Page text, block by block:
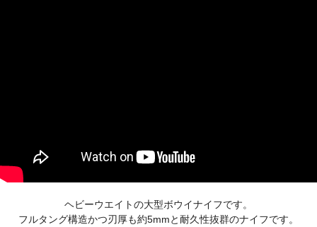
ヘビーウエイトの大型ボウイナイフです。
フルタング構造かつ刃厚も約5mmと耐久性抜群のナイフです。